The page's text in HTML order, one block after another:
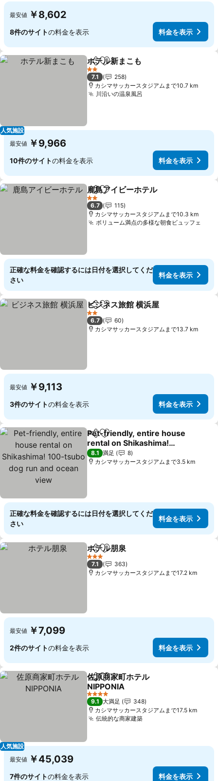
最安値 ￥8,602
8件のサイトの料金を表示 料金を表示
人気施設
シェアお気に入りに追加
ホテル新まこも
2 ホテルのランク
7.1
258
カシマサッカースタジアムまで10.7 km
川沿いの温泉風呂
最安値 ￥9,966
10件のサイトの料金を表示 料金を表示
シェアお気に入りに追加
鹿島アイビーホテル
2 ホテルのランク
6.7
115
カシマサッカースタジアムまで10.3 km
ボリューム満点の多様な朝食ビュッフェ
正確な料金を確認するには日付を選択してくだ
さい
料金を表示
シェアお気に入りに追加
ビジネス旅館 横浜屋
2 ホテルのランク
6.7
60
カシマサッカースタジアムまで13.7 km
最安値 ￥9,113
3件のサイトの料金を表示 料金を表示
シェアお気に入りに追加
Pet-friendly, entire house
rental on Shikashima!
100-tsubo dog run and
ocean view
料金を表示
8.1 満足
8
カシマサッカースタジアムまで3.5 km
正確な料金を確認するには日付を選択してくだ
さい
料金を表示
シェアお気に入りに追加
ホテル朋泉
3 ホテルのランク
7.1
363
カシマサッカースタジアムまで17.2 km
最安値 ￥7,099
2件のサイトの料金を表示 料金を表示
人気施設
シェアお気に入りに追加
佐原商家町ホテル
NIPPONIA
料金を表示
4 ホテルのランク
9.1 大満足
348
カシマサッカースタジアムまで17.5 km
伝統的な商家建築料金を表示
最安値 ￥45,039
7件のサイトの料金を表示 料金を表示